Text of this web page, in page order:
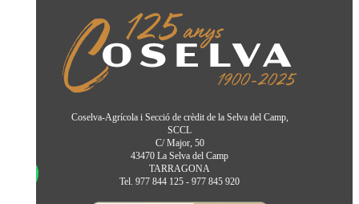
Coselva-Agrícola i Secció de crèdit de la Selva del Camp,
SCCL
C/ Major, 50
43470 La Selva del Camp
TARRAGONA
Tel. 977 844 125 - 977 845 920